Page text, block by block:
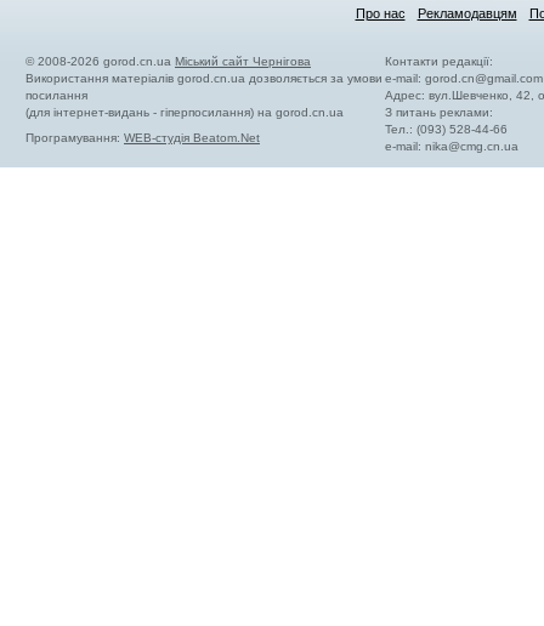
Про нас
Рекламодавцям
© 2008-2026 gorod.cn.ua Міський сайт Чернігова
Використання матеріалів gorod.cn.ua дозволяється за умови
посилання
(для інтернет-видань - гіперпосилання) на gorod.cn.ua
Програмування: WEB-студія Beatom.Net
Контакти редакції:
e-mail:gorod.cn@gmail.com
Адрес: вул.Шевченко, 42,
З питань реклами:
Тел.: (093) 528-44-66
e-mail:nika@cmg.cn.ua